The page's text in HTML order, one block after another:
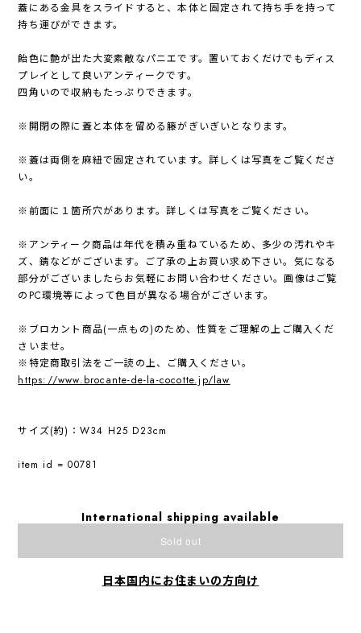
蓋にある金具をスライドすると、本体と固定されて持ち手を持って
持ち運びができます。
飴色に艶が出た大変素敵なパニエです。置いておくだけでもディス
プレイとして良いアンティークです。
四角いので収納もたっぷりできます。
※開閉の際に蓋と本体を留める籐がぎいぎいとなります。
※蓋は両側を麻紐で固定されています。詳しくは写真をご覧くださ
い。
※前面に１箇所穴があります。詳しくは写真をご覧ください。
※アンティーク商品は年代を積み重ねているため、多少の汚れやキ
ズ、錆などがございます。ご了承の上お買い求め下さい。気になる
部分がございましたらお気軽にお問い合わせください。画像はご覧
のPC環境等によって色目が異なる場合がございます。
※ブロカント商品(一点もの)のため、性質をご理解の上ご購入くだ
さいませ。
※特定商取引法をご一読の上、ご購入ください。
https://www.brocante-de-la-cocotte.jp/law
サイズ(約)：W34 H25 D23cm
item id = 00781
International shipping available
Sold out
日本国内にお住まいの方向け